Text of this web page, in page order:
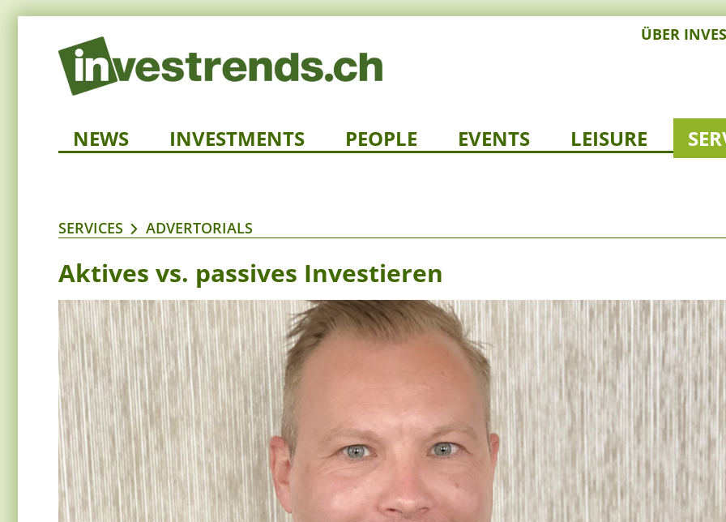
ÜBER
NEWS INVESTMENTS PEOPLE EVENTS LEISURE
SERVICES ADVERTORIALS
Aktives vs. passives Investieren